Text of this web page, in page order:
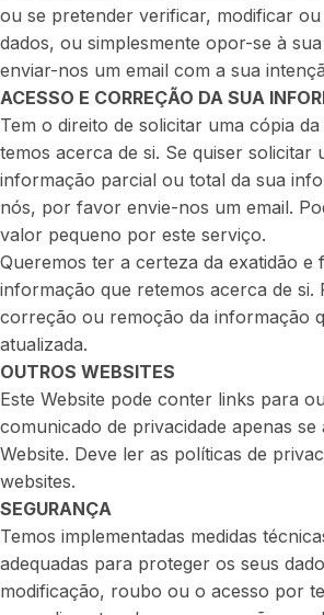
ou se pretender verificar, modificar
dados, ou simplesmente opor-se à
enviar-nos um email com a sua
ACESSO E CORREÇÃO DA SUA
Tem o direito de solicitar uma cópia
temos acerca de si. Se quiser solicitar
informação parcial ou total da sua
nós, por favor envie-nos um email.
valor pequeno por este serviço.
Queremos ter a certeza da exatidão e
informação que retemos acerca de si.
correção ou remoção da informação
atualizada.
OUTROS WEBSITES
Este Website pode conter links para
comunicado de privacidade apenas se
Website. Deve ler as políticas de
websites.
SEGURANÇA
Temos implementadas medidas
adequadas para proteger os seus
modificação, roubo ou o acesso por